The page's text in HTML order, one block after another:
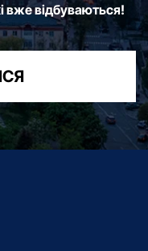
вже відбуваються!